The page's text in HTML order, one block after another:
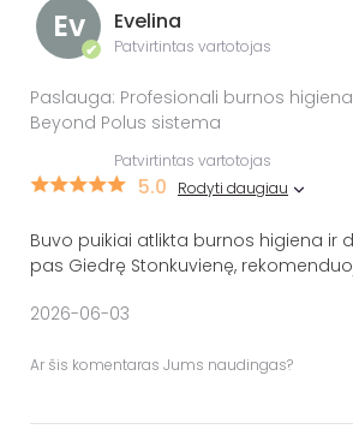
Ev
✔
Evelina
Patvirtintas vartotojas
Paslauga: Profesionali burnos
Beyond Polus sistema
Patvirtintas vartotojas
5.0 Rodyti daugiau
Buvo puikiai atlikta burnos higiena ir
pas Giedrę Stonkuvienę,
2026-06-03
Ar šis komentaras Jums naudingas?